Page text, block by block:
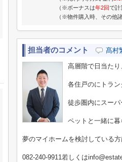
（※ボーナスは年2回で計
（※物件購入時、その他
担当者のコメント 髙村
高層階で日当たり
各住戸のにトラ
徒歩圏内にスー
ペットと一緒に暮
夢のマイホームを検討している
082-240-9911若しくは